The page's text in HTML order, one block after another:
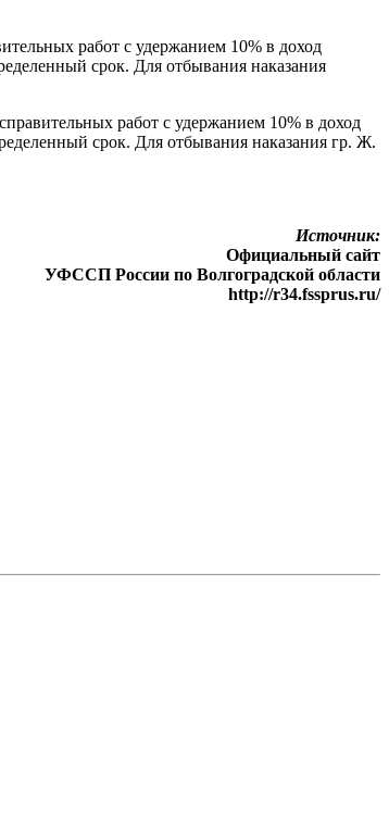
работ с удержанием 10% в доход
срок. Для отбывания наказания
работ с удержанием 10% в доход
срок. Для отбывания наказания гр. Ж.
Источник:
Официальный сайт
УФССП России по Волгоградской области
http://r34.fssprus.ru/